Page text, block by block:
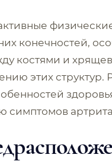
конечностей,
костями и
этих структур.
симптомов